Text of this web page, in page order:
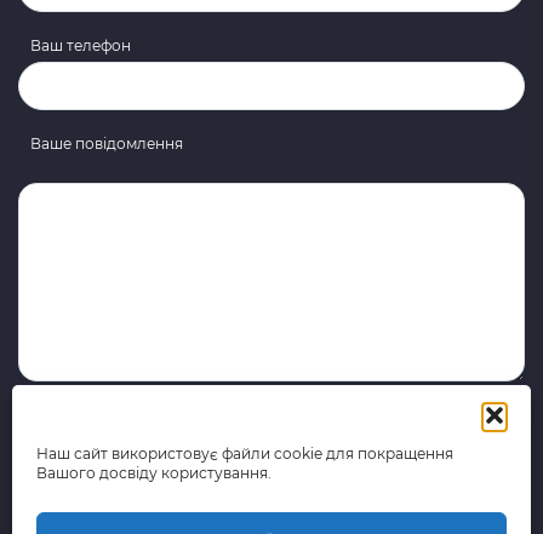
Наш сайт використовує файли cookie для покращення
Вашого досвіду користування.
Ваш телефон
Ваше повідомлення